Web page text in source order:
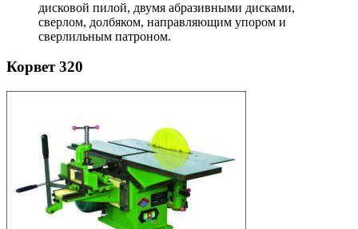
дисковой пилой, двумя абразивными дисками,
сверлом, долбяком, направляющим упором и
сверлильным патроном.
Корвет 320